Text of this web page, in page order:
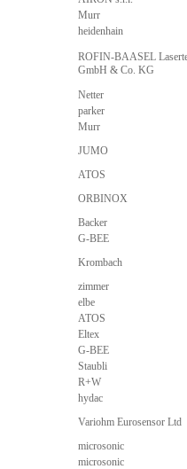
Murr
heidenhain
ROFIN-BAASEL
GmbH & Co. KG
Netter
parker
Murr
JUMO
ATOS
ORBINOX
Backer
G-BEE
Krombach
zimmer
elbe
ATOS
Eltex
G-BEE
Staubli
R+W
hydac
Variohm Eurosensor Ltd
microsonic
microsonic